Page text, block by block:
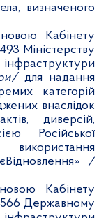
визначеного
Кабінету
Міністерству
для надання
категорій
внаслідок
диверсій,
Російської
/
Кабінету
566 Державному